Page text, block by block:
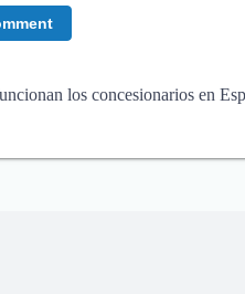
los concesionarios en